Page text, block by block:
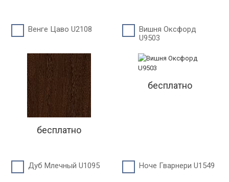
Венге Цаво U2108
бесплатно
Вишня Оксфорд
U9503
бесплатно
Дуб Млечный U1095 Ноче Гварнери U1549